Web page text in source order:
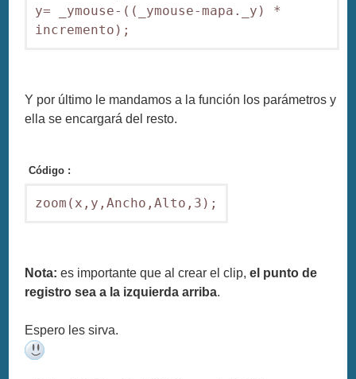
y= _ymouse-((_ymouse-mapa._y) *
incremento);
Y por último le mandamos a la función los parámetros y
ella se encargará del resto.
Código :
zoom(x,y,Ancho,Alto,3);
Nota: es importante que al crear el clip,el punto de
registro sea a la izquierda arriba.
Espero les sirva.